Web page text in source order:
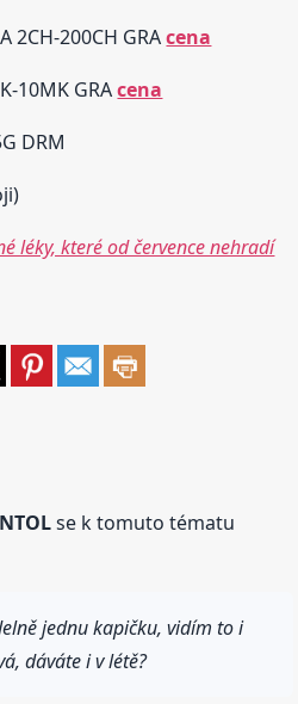
2CH-200CH GRAcena
10MK GRAcena
DRM
léky, které od července nehradí
se k tomuto tématu
jednu kapičku, vidím to i
dáváte i v létě?